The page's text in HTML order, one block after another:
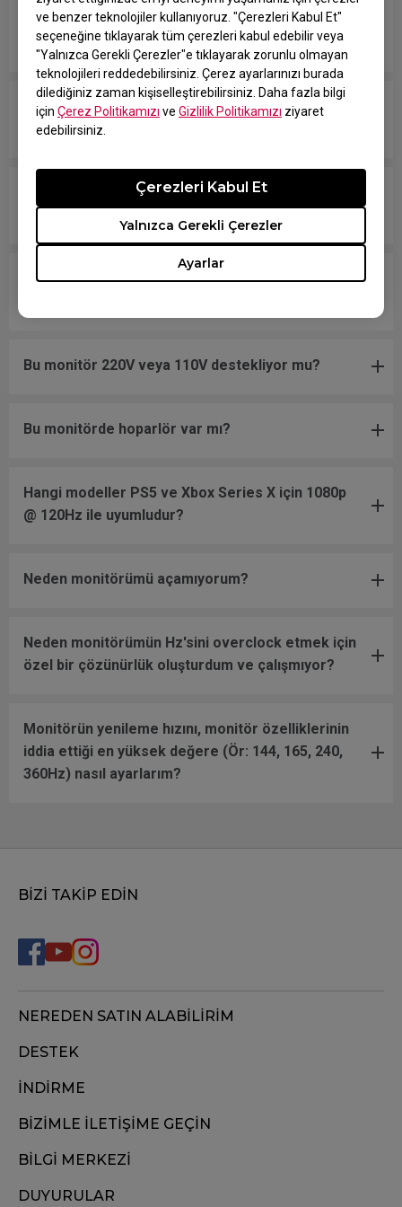
ve benzer teknolojiler kullanıyoruz. "Çerezleri Kabul Et"
seçeneğine tıklayarak tüm çerezleri kabul edebilir veya
"Yalnızca Gerekli Çerezler"e tıklayarak zorunlu olmayan
teknolojileri reddedebilirsiniz. Çerez ayarlarınızı burada
dilediğiniz zaman kişiselleştirebilirsiniz. Daha fazla bilgi
için Çerez Politikamızı ve Gizlilik Politikamızı ziyaret
edebilirsiniz.
Ayarlar
Yalnızca Gerekli Çerezler
Çerezleri Kabul Et
Tüm ZOWIE monitörler mi yoksa sadece belirli
modeller mi cıvasız?
Hangi modeller PS5 ve Xbox Series X/S için
Değişken Yenileme Hızı (VRR) ile uyumludur?
Monitörüm NVIDIA G-Sync Compatible destekliyor
mu?
Bu monitörde hangi VESA montajını
Bu monitör 220V veya 110V destekliyor mu?
Bu monitörde hoparlör var mı?
Hangi modeller PS5 ve Xbox Series X için 1080p
@ 120Hz ile uyumludur?
Neden monitörümü açamıyorum?
Neden monitörümün Hz'sini overclock etmek için
özel bir çözünürlük oluşturdum ve çalışmıyor?
Monitörün yenileme hızını, monitör özelliklerinin
iddia ettiği en yüksek değere (Ör: 144, 165, 240,
360Hz) nasıl ayarlarım?
BİZİ TAKİP EDİN
NEREDEN SATIN ALABİLİRİM
DESTEK
İNDİRME
BİZİMLE İLETİŞİME GEÇİN
BİLGİ MERKEZİ
DUYURULAR